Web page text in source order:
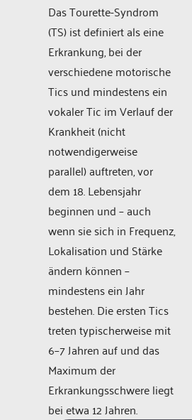
Das Tourette-Syndrom
(TS) ist definiert als eine
Erkrankung, bei der
verschiedene motorische
Tics und mindestens ein
vokaler Tic im Verlauf der
Krankheit (nicht
notwendigerweise
parallel) auftreten, vor
dem 18. Lebensjahr
beginnen und – auch
wenn sie sich in Frequenz,
Lokalisation und Stärke
ändern können –
mindestens ein Jahr
bestehen. Die ersten Tics
treten typischerweise mit
6–7 Jahren auf und das
Maximum der
Erkrankungsschwere liegt
bei etwa 12 Jahren.